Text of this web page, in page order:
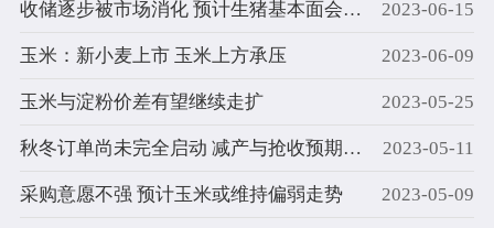
收储逐步被市场消化 预计生猪基本面会抑制反弹幅度 2023-06-15
玉米：新小麦上市 玉米上方承压 2023-06-09
玉米与淀粉价差有望继续走扩 2023-05-25
秋冬订单尚未完全启动 减产与抢收预期支撑棉价 2023-05-11
采购意愿不强 预计玉米或维持偏弱走势 2023-05-09